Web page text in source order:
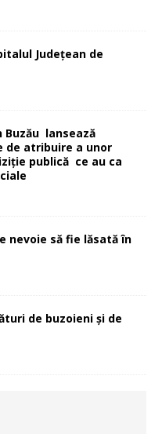
Județean de
Buzău lansează
de atribuire a unor
publică ce au ca
nevoie să fie lăsată în
de buzoieni și de